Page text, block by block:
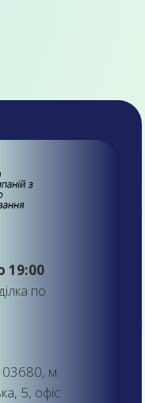
19:00
по
03680, м.
5, офіс